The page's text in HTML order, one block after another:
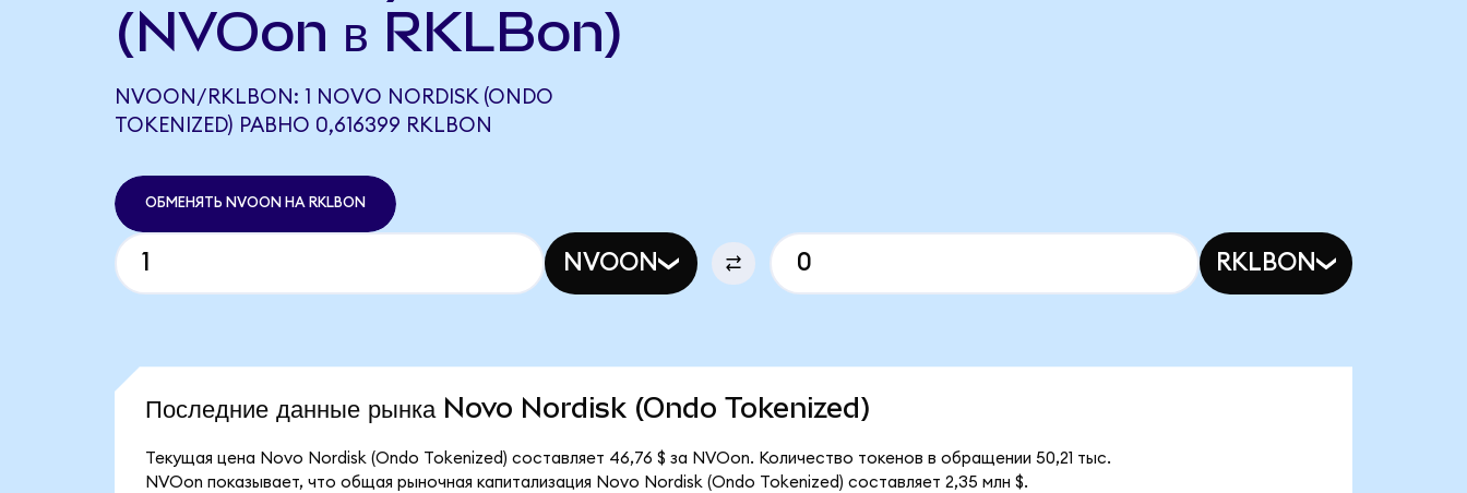
(NVOon в RKLBon)
NVOON/RKLBON: 1 NOVO NORDISK (ONDO
TOKENIZED) РАВНО 0,616399 RKLBON
ОБМЕНЯТЬ NVOON НА RKLBON
NVOON RKLBON
Последние данные рынка Novo Nordisk (Ondo Tokenized)
Текущая цена Novo Nordisk (Ondo Tokenized) составляет 46,76 $ за NVOon. Количество токенов в обращении 50,21 тыс.
NVOon показывает, что общая рыночная капитализация Novo Nordisk (Ondo Tokenized) составляет 2,35 млн $.